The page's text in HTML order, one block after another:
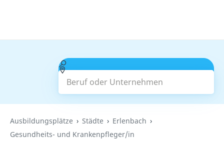
Beruf oder Unternehmen
Suchen
Ausbildungsplätze Städte
Erlenbach
Gesundheits- und Krankenpfleger/in